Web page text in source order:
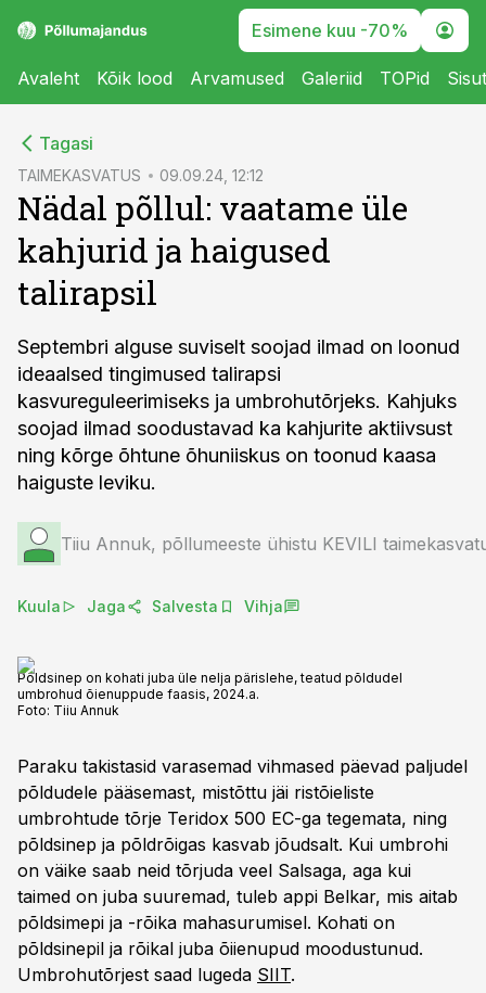
Esimene kuu -70%
Avaleht Kõik lood Arvamused Galeriid TOPid
Tagasi
TAIMEKASVATUS 09.09.24, 12:12
Nädal põllul: vaatame üle
kahjurid ja haigused
talirapsil
Septembri alguse suviselt soojad ilmad on loonud
ideaalsed tingimused talirapsi
kasvureguleerimiseks ja umbrohutõrjeks. Kahjuks
soojad ilmad soodustavad ka kahjurite aktiivsust
ning kõrge õhtune õhuniiskus on toonud kaasa
haiguste leviku.
Tiiu Annuk, põllumeeste ühistu KEVILI
Kuula Jaga Salvesta Vihja
Põldsinep on kohati juba üle nelja pärislehe, teatud põldudel
umbrohud õienuppude faasis, 2024.a.
Foto: Tiiu Annuk
Paraku takistasid varasemad vihmased päevad paljudel
põldudele pääsemast, mistõttu jäi ristõieliste
umbrohtude tõrje Teridox 500 EC-ga tegemata, ning
põldsinep ja põldrõigas kasvab jõudsalt. Kui umbrohi
on väike saab neid tõrjuda veel Salsaga, aga kui
taimed on juba suuremad, tuleb appi Belkar, mis aitab
põldsimepi ja -rõika mahasurumisel. Kohati on
põldsinepil ja rõikal juba õiienupud moodustunud.
Umbrohutõrjest saad lugeda SIIT.